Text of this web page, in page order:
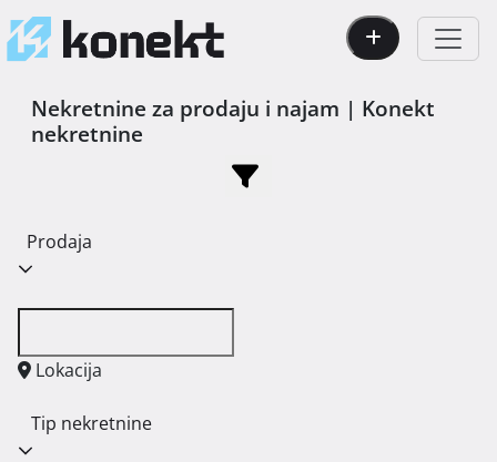
Nekretnine za prodaju i najam | Konekt
nekretnine
Prodaja
Lokacija
Tip nekretnine